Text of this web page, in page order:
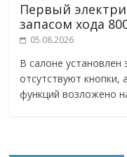
Первый
запасом хода
05.08.2026
В салоне установлен
отсутствуют кнопки,
функций возложено